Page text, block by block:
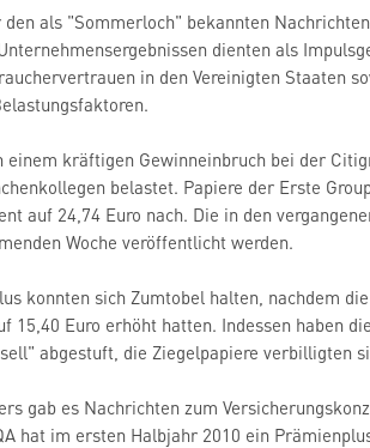
den als "Sommerloch" bekannten
dienten als
in den Vereinigten Staaten
einem kräftigen Gewinneinbruch bei der
belastet. Papiere der Erste
auf 24,74 Euro nach. Die in den
Woche veröffentlicht werden.
konnten sich Zumtobel halten, nachdem
15,40 Euro erhöht hatten. Indessen haben
abgestuft, die Ziegelpapiere verbilligten
gab es Nachrichten zum
hat im ersten Halbjahr 2010 ein